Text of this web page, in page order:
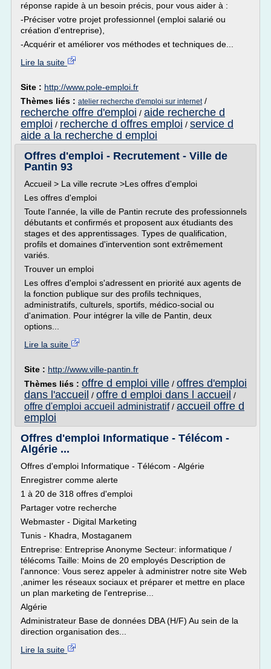
réponse rapide à un besoin précis, pour vous aider à :
-Préciser votre projet professionnel (emploi salarié ou
création d'entreprise),
-Acquérir et améliorer vos méthodes et techniques de...
Lire la suite
Site : http://www.pole-emploi.fr
Thèmes liés : atelier recherche d'emploi sur internet/
recherche offre d'emploi / aide recherche d
emploi / recherche d offres emploi / service d
aide a la recherche d emploi
Offres d'emploi - Recrutement - Ville de
Pantin 93
Accueil > La ville recrute >Les offres d'emploi
Les offres d'emploi
Toute l'année, la ville de Pantin recrute des professionnels
débutants et confirmés et proposent aux étudiants des
stages et des apprentissages. Types de qualification,
profils et domaines d'intervention sont extrêmement
variés.
Trouver un emploi
Les offres d'emploi s'adressent en priorité aux agents de
la fonction publique sur des profils techniques,
administratifs, culturels, sportifs, médico-social ou
d'animation. Pour intégrer la ville de Pantin, deux
options...
Lire la suite
Site : http://www.ville-pantin.fr
Thèmes liés : offre d emploi ville / offres d'emploi
dans l'accueil / offre d emploi dans l accueil /
offre d'emploi accueil administratif/ accueil offre d
emploi
Offres d'emploi Informatique - Télécom -
Algérie ...
Offres d'emploi Informatique - Télécom - Algérie
Enregistrer comme alerte
1 à 20 de 318 offres d'emploi
Partager votre recherche
Webmaster - Digital Marketing
Tunis - Khadra, Mostaganem
Entreprise: Entreprise Anonyme Secteur: informatique /
télécoms Taille: Moins de 20 employés Description de
l'annonce: Vous serez appeler à administrer notre site Web
,animer les réseaux sociaux et préparer et mettre en place
un plan marketing de l'entreprise...
Algérie
Administrateur Base de données DBA (H/F) Au sein de la
direction organisation des...
Lire la suite